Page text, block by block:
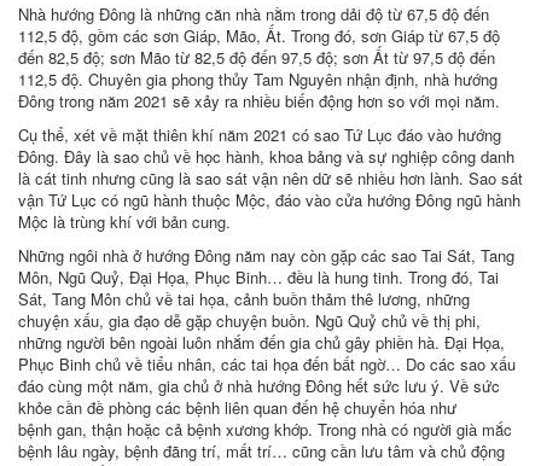
Nhà hướng Đông là những căn nhà nằm trong dải độ từ 67,5 độ đến
112,5 độ, gồm các sơn Giáp, Mão, Ất. Trong đó, sơn Giáp từ 67,5 độ
đến 82,5 độ; sơn Mão từ 82,5 độ đến 97,5 độ; sơn Ất từ 97,5 độ đến
112,5 độ. Chuyên gia phong thủy Tam Nguyên nhận định, nhà hướng
Đông trong năm 2021 sẽ xảy ra nhiều biến động hơn so với mọi năm.
Cụ thể, xét về mặt thiên khí năm 2021 có sao Tứ Lục đáo vào hướng
Đông. Đây là sao chủ về học hành, khoa bảng và sự nghiệp công danh
là cát tinh nhưng cũng là sao sát vận nên dữ sẽ nhiều hơn lành. Sao sát
vận Tứ Lục có ngũ hành thuộc Mộc, đáo vào cửa hướng Đông ngũ hành
Mộc là trùng khí với bản cung.
Những ngôi nhà ở hướng Đông năm nay còn gặp các sao Tai Sát, Tang
Môn, Ngũ Quỷ, Đại Họa, Phục Binh… đều là hung tinh. Trong đó, Tai
Sát, Tang Môn chủ về tai họa, cảnh buồn thảm thê lương, những
chuyện xấu, gia đạo dễ gặp chuyện buồn. Ngũ Quỷ chủ về thị phi,
những người bên ngoài luôn nhắm đến gia chủ gây phiền hà. Đại Họa,
Phục Binh chủ về tiểu nhân, các tai họa đến bất ngờ… Do các sao xấu
đáo cùng một năm, gia chủ ở nhà hướng Đông hết sức lưu ý. Về sức
khỏe cần đề phòng các bệnh liên quan đến hệ chuyển hóa như
bệnh gan, thận hoặc cả bệnh xương khớp. Trong nhà có người già mắc
bệnh lâu ngày, bệnh đãng trí, mất trí… cũng cần lưu tâm và chủ động